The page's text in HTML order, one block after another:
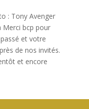
: Tony Avenger
Merci bcp pour
et votre
de nos invités.
et encore